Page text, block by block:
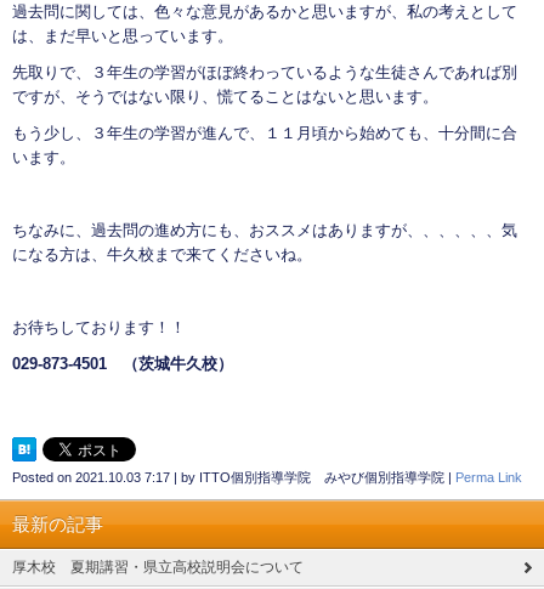
過去問に関しては、色々な意見があるかと思いますが、私の考えとして
は、まだ早いと思っています。
先取りで、３年生の学習がほぼ終わっているような生徒さんであれば別
ですが、そうではない限り、慌てることはないと思います。
もう少し、３年生の学習が進んで、１１月頃から始めても、十分間に合
います。
ちなみに、過去問の進め方にも、おススメはありますが、、、、、、気
になる方は、牛久校まで来てくださいね。
お待ちしております！！
029-873-4501 （茨城牛久校）
Posted on 2021.10.03 7:17 | by ITTO個別指導学院 みやび個別指導学院 | Perma Link
最新の記事
厚木校 夏期講習・県立高校説明会について